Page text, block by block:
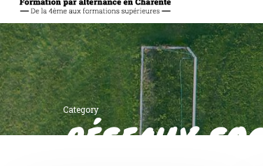
Category
RÉSEAUX